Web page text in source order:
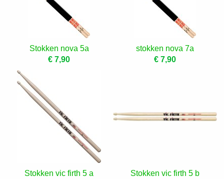
Stokken nova 5a
€ 7,90
stokken nova 7a
€ 7,90
Stokken vic firth 5 a
Stokken vic firth 5 b